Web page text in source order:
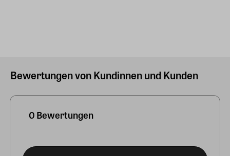
Bewertungen von Kundinnen und Kunden
0 Bewertungen